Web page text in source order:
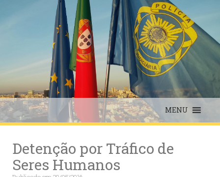
MENU
Detenção por Tráfico de
Seres Humanos